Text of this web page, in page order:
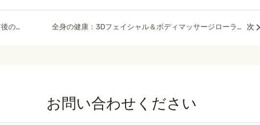
視覚的な変化：3Dフェイスローラー使用前後の結果 全身の健康：3Dフェイシャル＆ボディマッサージローラーを探る 次
お問い合わせください